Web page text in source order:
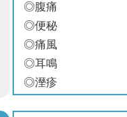
◎腹痛
◎便秘
◎痛風
◎耳鳴
◎溼疹